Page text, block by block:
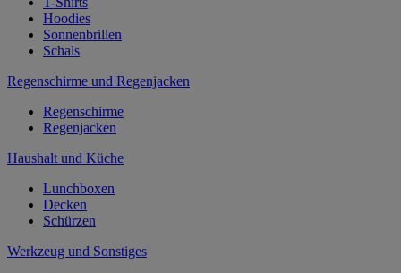
Hoodies
Sonnenbrillen
Schals
Regenschirme und Regenjacken
Regenschirme
Regenjacken
Haushalt und Küche
Lunchboxen
Decken
Schürzen
Werkzeug und Sonstiges